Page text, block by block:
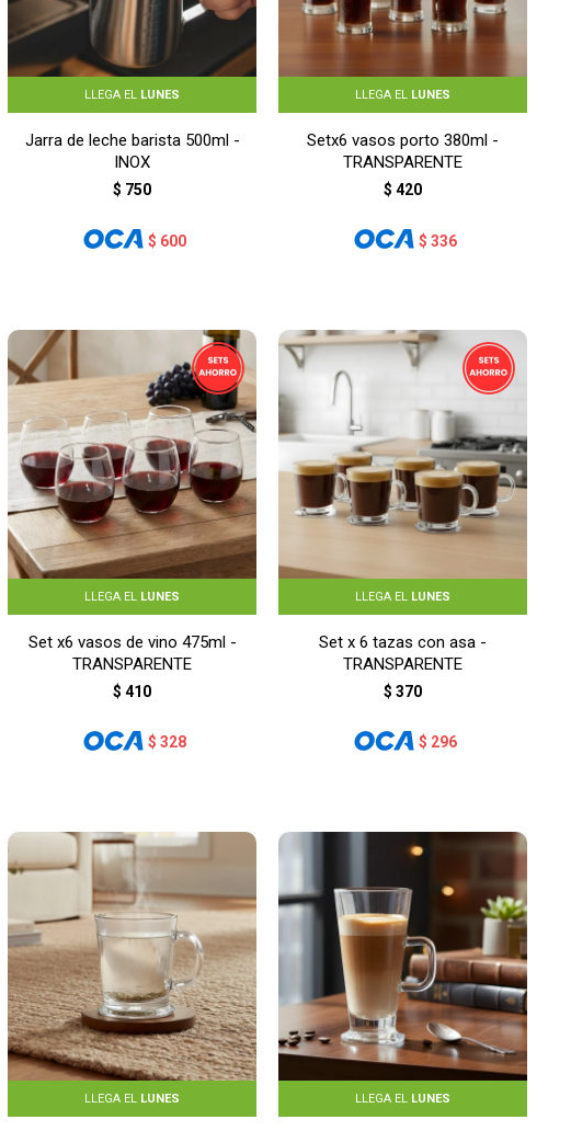
LLEGA EL LUNES
Jarra de leche barista 500ml -
INOX
$ 750
$ 600
LLEGA EL LUNES
Setx6 vasos porto 380ml -
TRANSPARENTE
$ 420
$ 336
LLEGA EL LUNES
Set x6 vasos de vino 475ml -
TRANSPARENTE
$ 410
$ 328
LLEGA EL LUNES
Set x 6 tazas con asa -
TRANSPARENTE
$ 370
$ 296
LLEGA EL LUNES LLEGA EL LUNES